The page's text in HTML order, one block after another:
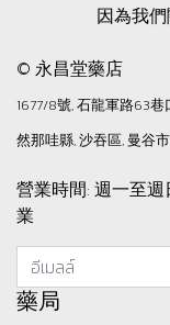
因為我
© 永昌堂藥店
1677/8號, 石龍軍路63
然那哇縣, 沙吞區, 曼谷
營業時間: 週一至
業
藥局